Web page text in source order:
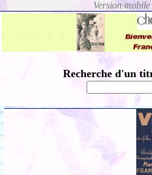
Recherche d'un